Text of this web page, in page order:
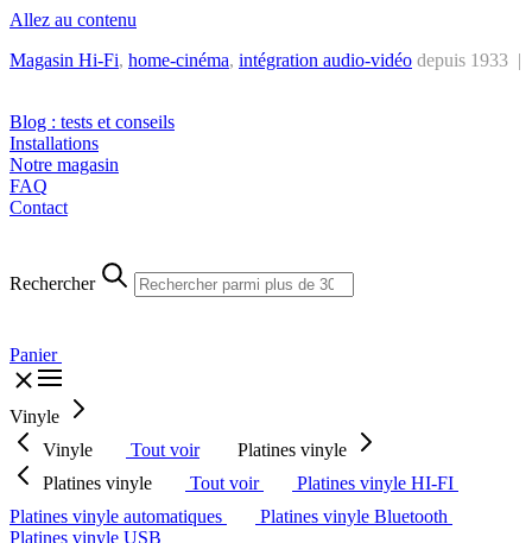
Allez au contenu
Magasin Hi-Fi, home-cinéma, intégration audio-vidéo depuis 1933 |
Blog : tests et conseils
Installations
Notre magasin
FAQ
Contact
Rechercher
Panier
Vinyle
Vinyle
Tout voir
Platines vinyle
Platines vinyle
Tout voir
Platines vinyle HI-FI
Platines vinyle automatiques
Platines vinyle Bluetooth
Platines vinyle USB